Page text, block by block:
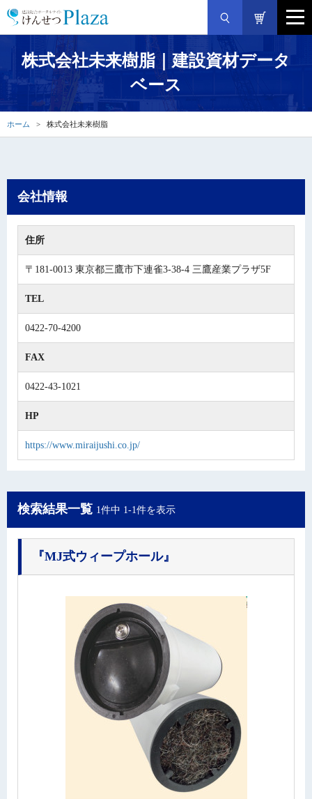
株式会社未来樹脂｜建設資材データ
ベース
ホーム 株式会社未来樹脂
会社情報
住所
〒181-0013 東京都三鷹市下連雀3-38-4 三鷹産業プラザ5F
TEL
0422-70-4200
FAX
0422-43-1021
HP
https://www.miraijushi.co.jp/
検索結果一覧 1件中 1-1件を表示
『MJ式ウィープホール』